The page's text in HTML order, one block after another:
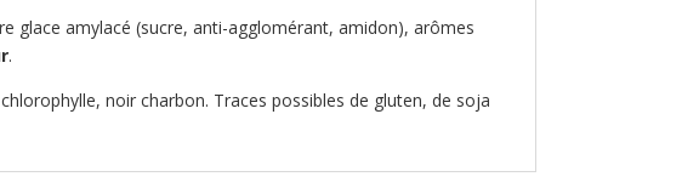
glace amylacé (sucre, anti-agglomérant, amidon), arômes
.
noir charbon. Traces possibles de gluten, de soja